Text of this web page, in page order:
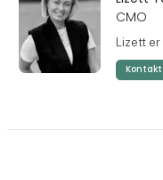
CMO
Lizett
Kontakt
Salgs-